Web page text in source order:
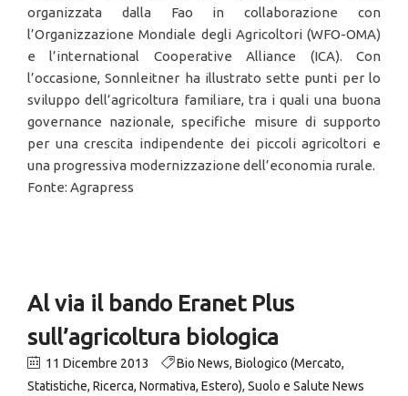
organizzata dalla Fao in collaborazione con
l’Organizzazione Mondiale degli Agricoltori (WFO-OMA)
e l’international Cooperative Alliance (ICA). Con
l’occasione, Sonnleitner ha illustrato sette punti per lo
sviluppo dell’agricoltura familiare, tra i quali una buona
governance nazionale, specifiche misure di supporto
per una crescita indipendente dei piccoli agricoltori e
una progressiva modernizzazione dell’economia rurale.
Fonte: Agrapress
Al via il bando Eranet Plus
sull’agricoltura biologica
11 Dicembre 2013 Bio News, Biologico (Mercato,
Statistiche, Ricerca, Normativa, Estero), Suolo e Salute News